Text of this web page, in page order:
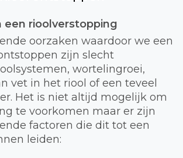
een rioolverstopping
oorzaken waardoor we een
zijn slecht
wortelingroei,
vet in het riool of een teveel
Het is niet altijd mogelijk om
te voorkomen maar er zijn
factoren die dit tot een
leiden: